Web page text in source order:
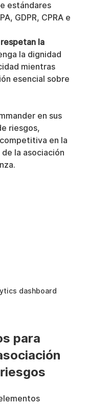
estándares
GDPR, CPRA e
la
la dignidad
mientras
esencial sobre
en sus
riesgos,
en la
la asociación
dashboard
para